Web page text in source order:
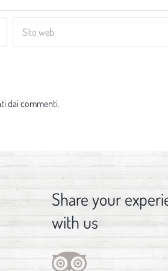
dai commenti.
Share your
with us
GDPR Cookie Banner